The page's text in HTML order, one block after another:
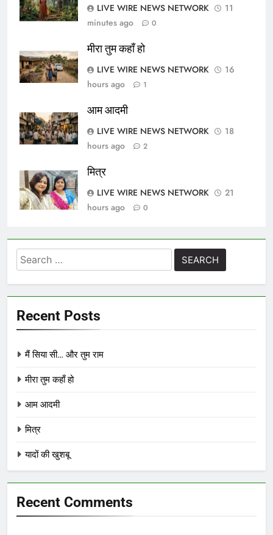
LIVE WIRE NEWS NETWORK
11
minutes ago
0
मीरा तुम कहाँ हो
LIVE WIRE NEWS NETWORK
16
hours ago
1
आम आदमी
LIVE WIRE NEWS NETWORK
18
hours ago
2
मित्र
LIVE WIRE NEWS NETWORK
21
hours ago
0
Search
for:
Recent Posts
मैं सिया सी… और तुम राम
मीरा तुम कहाँ हो
आम आदमी
मित्र
यादों की खुशबू
Recent Comments